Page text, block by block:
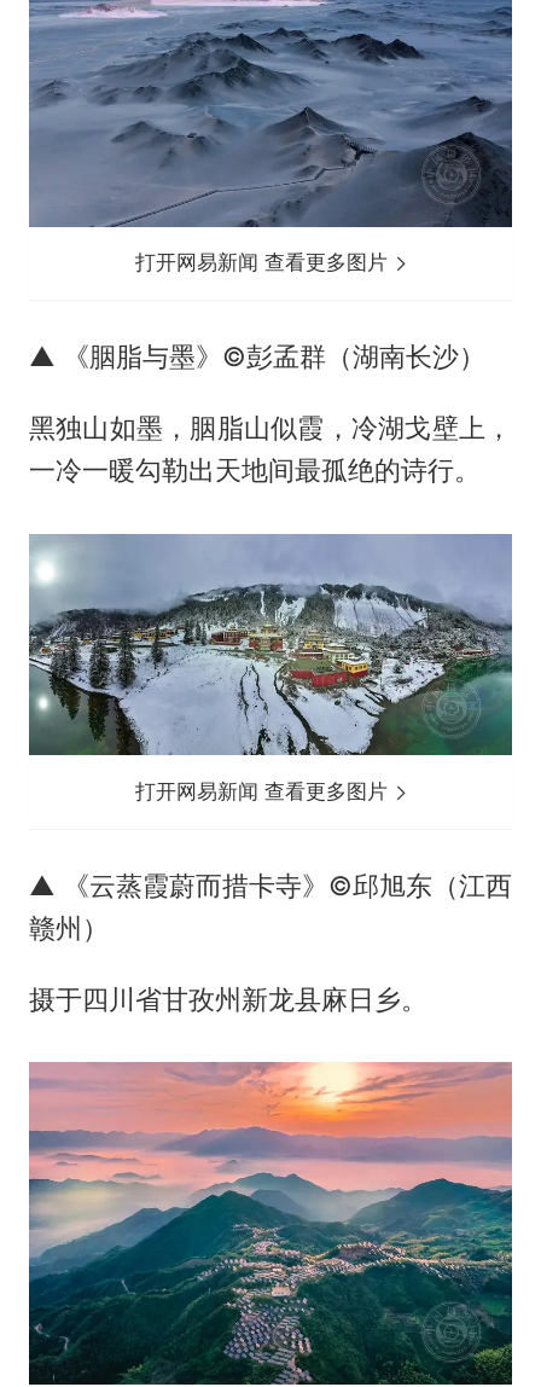
打开网易新闻 查看更多图片
▲ 《胭脂与墨》©彭孟群（湖南长沙）
黑独山如墨，胭脂山似霞，冷湖戈壁上，
一冷一暖勾勒出天地间最孤绝的诗行。
打开网易新闻 查看更多图片
▲ 《云蒸霞蔚而措卡寺》©邱旭东（江西
赣州）
摄于四川省甘孜州新龙县麻日乡。